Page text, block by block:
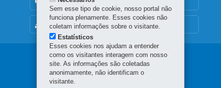
MAPA DO SITE
Navegação
principal
Sem esse tipo de cookie, nosso portal não
funciona plenamente. Esses cookies não
coletam informações sobre o visitante.
Estatísticos
Esses cookies nos ajudam a entender
como os visitantes interagem com nosso
site. As informações são coletadas
anonimamente, não identificam o
visitante.